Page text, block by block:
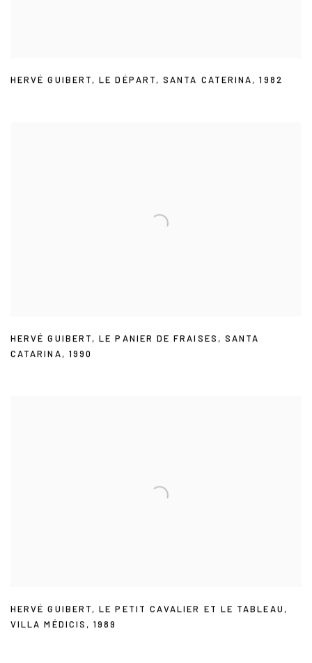
HERVÉ GUIBERT,LE DÉPART,SANTA CATERINA,1982
HERVÉ GUIBERT,LE PANIER DE FRAISES , SANTA
CATARINA, 1990
HERVÉ GUIBERT,LE PETIT CAVALIER ET LE TABLEAU,
VILLA MÉDICIS,1989